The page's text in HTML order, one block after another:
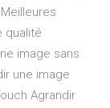
qualité
image sans
une image
Agrandir